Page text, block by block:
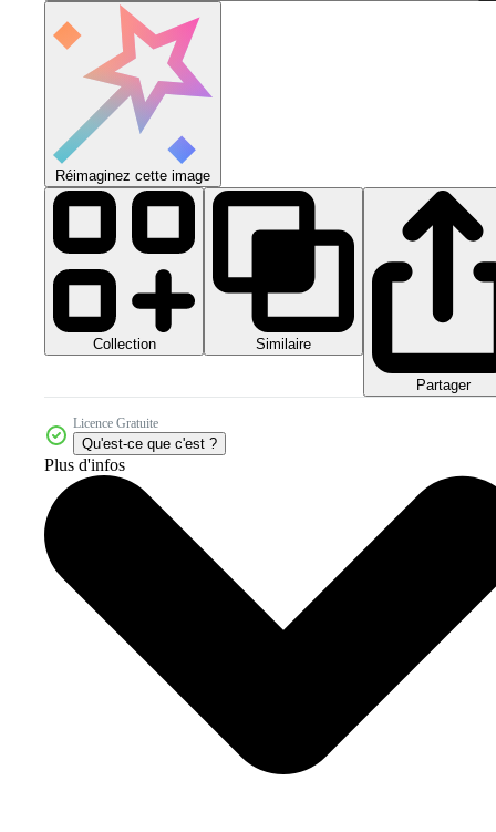
Réimaginez cette image
Collection Similaire
Partager
Licence Gratuite
Qu'est-ce que c'est ?
Plus d'infos